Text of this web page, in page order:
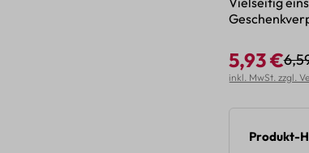
Verkaufspreis:
5,93 €
inkl. MwSt. zzgl.
Produkt-